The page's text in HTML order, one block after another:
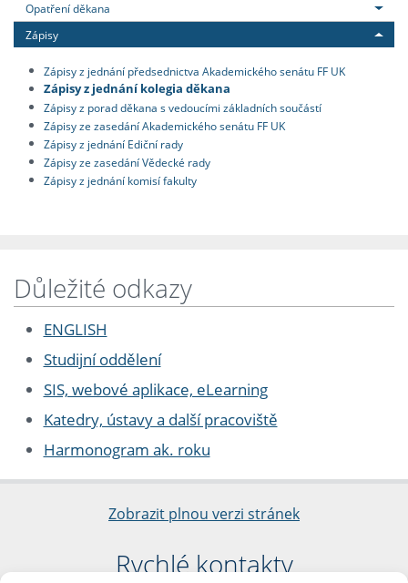
Opatření děkana
Zápisy
Zápisy z jednání předsednictva Akademického senátu FF UK
Zápisy z jednání kolegia děkana
Zápisy z porad děkana s vedoucími základních součástí
Zápisy ze zasedání Akademického senátu FF UK
Zápisy z jednání Ediční rady
Zápisy ze zasedání Vědecké rady
Zápisy z jednání komisí fakulty
Důležité odkazy
ENGLISH
Studijní oddělení
SIS, webové aplikace, eLearning
Katedry, ústavy a další pracoviště
Harmonogram ak. roku
Zobrazit plnou verzi stránek
Rychlé kontakty